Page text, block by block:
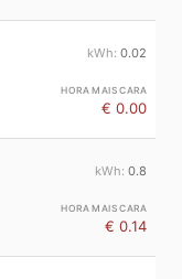
0.02
€ 0.00
0.8
€ 0.14